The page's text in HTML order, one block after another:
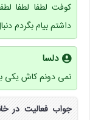
کوفت لطفا لطفا
داشتم بیام بگردم
دلسا
نمی دونم کاش یکی